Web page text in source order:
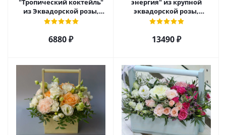
"Тропический коктейль"
из Эквадорской розы,
эустомы, альстромерии
6880 ₽
энергия" из крупной
эквадорской розы,
гиперикума и гермини.
13490 ₽